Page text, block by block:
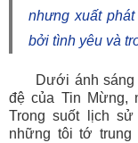
nhưng xuất
bởi tình yêu và
Dưới ánh sáng
đệ của Tin Mừng,
Trong suốt lịch
những tôi tớ trung